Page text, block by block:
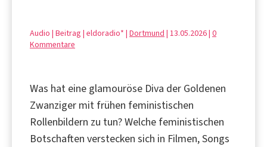
Audio | Beitrag | eldoradio* | Dortmund | 13.05.2026 | 0
Kommentare
Was hat eine glamouröse Diva der Goldenen
Zwanziger mit frühen feministischen
Rollenbildern zu tun? Welche feministischen
Botschaften verstecken sich in Filmen, Songs